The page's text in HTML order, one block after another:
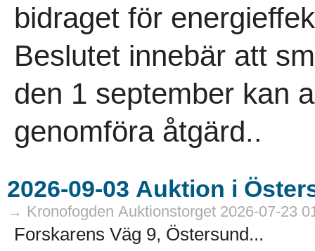
bidraget för
Beslutet innebär att
den 1 september kan
genomföra åtgärd..
→ Kronofogden Auktionstorget 2026-07-23
Forskarens Väg 9, Östersund...